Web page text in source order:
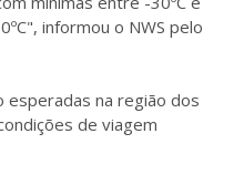
informou o NWS pelo
esperadas na região dos
de viagem